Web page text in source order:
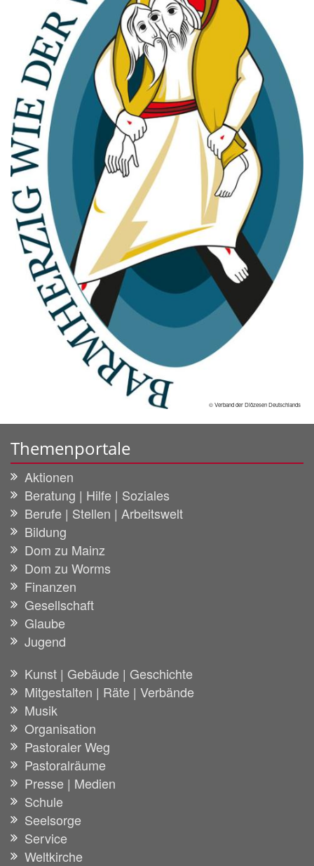
© Verband der Diözesen Deutschlands
Themenportale
Aktionen
Beratung | Hilfe | Soziales
Berufe | Stellen | Arbeitswelt
Bildung
Dom zu Mainz
Dom zu Worms
Finanzen
Gesellschaft
Glaube
Jugend
Kunst | Gebäude | Geschichte
Mitgestalten | Räte | Verbände
Musik
Organisation
Pastoraler Weg
Pastoralräume
Presse | Medien
Schule
Seelsorge
Service
Weltkirche